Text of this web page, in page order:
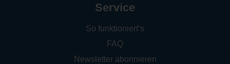
Service
So funktioniert‘s
FAQ
Newsletter abonnieren